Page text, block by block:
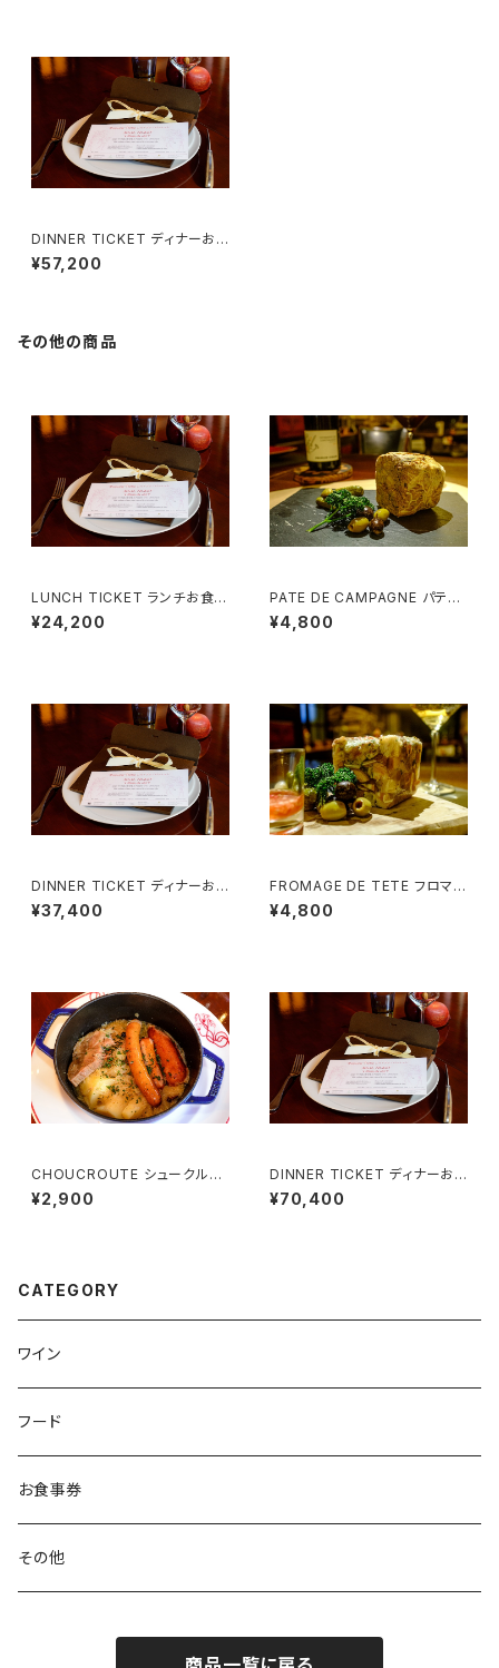
DINNER TICKET ディナーお
食事券 （２名様用）Menu Emot
ion
¥57,200
その他の商品
LUNCH TICKET ランチお食事
券 （２名様用）Menu Gourman
d
¥24,200
PATE DE CAMPAGNE パテ・
ド・カンパーニュ (3~4様用）
¥4,800
DINNER TICKET ディナーお
食事券 （２名様用）Menu Sign
ature
¥37,400
FROMAGE DE TETE フロマー
ジュ・ド・テット（豚肉のゼリー寄
せ） (3~4様用）
¥4,800
CHOUCROUTE シュークルー
ト （1名様用）
¥2,900
DINNER TICKET ディナーお
食事券 （２名様用）Menu Deg
ustation
¥70,400
CATEGORY
ワイン
フード
お食事券
その他